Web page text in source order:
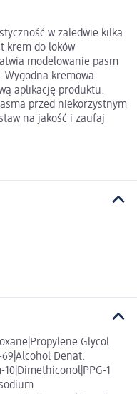
w zaledwie kilka
krem do loków
modelowanie pasm
kremowa
aplikację produktu.
przed niekorzystnym
na jakość i zaufaj
Glycol
Denat.
1